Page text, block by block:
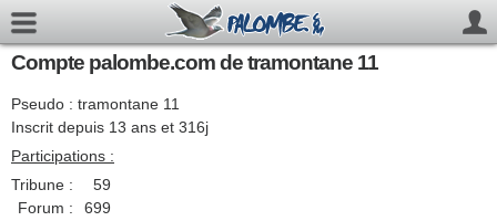
Compte palombe.com de tramontane 11
Pseudo : tramontane 11
Inscrit depuis 13 ans et 316j
Participations :
Tribune :
59
Forum :
699